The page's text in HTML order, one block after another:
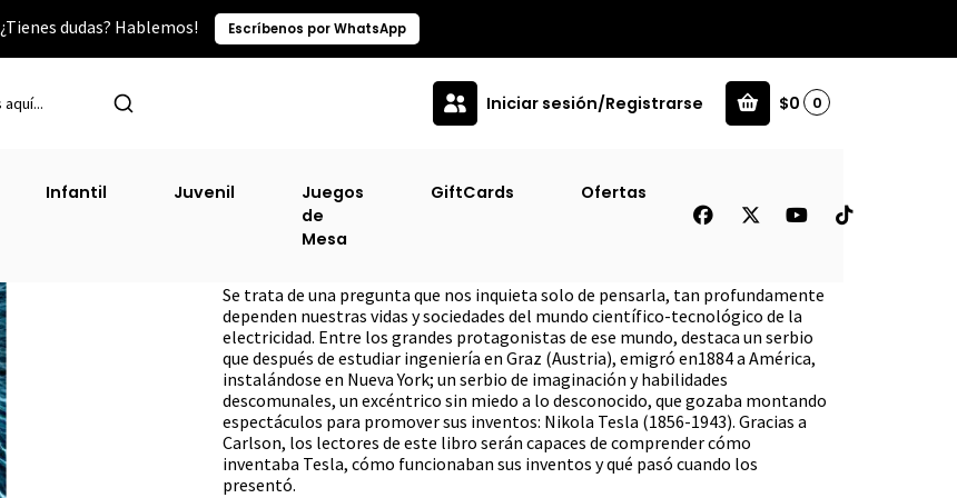
¿Tienes dudas? Hablemos! Escríbenos por WhatsApp
Iniciar sesión/Registrarse $0 0
Infantil Juvenil
Juegos
de
Mesa
GiftCards Ofertas
Tesla [Div] [Critica] [Planeta] W.
Se trata de una pregunta que nos inquieta solo de pensarla, tan profundamente
dependen nuestras vidas y sociedades del mundo científico-tecnológico de la
electricidad. Entre los grandes protagonistas de ese mundo, destaca un serbio
que después de estudiar ingeniería en Graz (Austria), emigró en1884 a América,
instalándose en Nueva York; un serbio de imaginación y habilidades
descomunales, un excéntrico sin miedo a lo desconocido, que gozaba montando
espectáculos para promover sus inventos: Nikola Tesla (1856-1943). Gracias a
Carlson, los lectores de este libro serán capaces de comprender cómo
inventaba Tesla, cómo funcionaban sus inventos y qué pasó cuando los
presentó.